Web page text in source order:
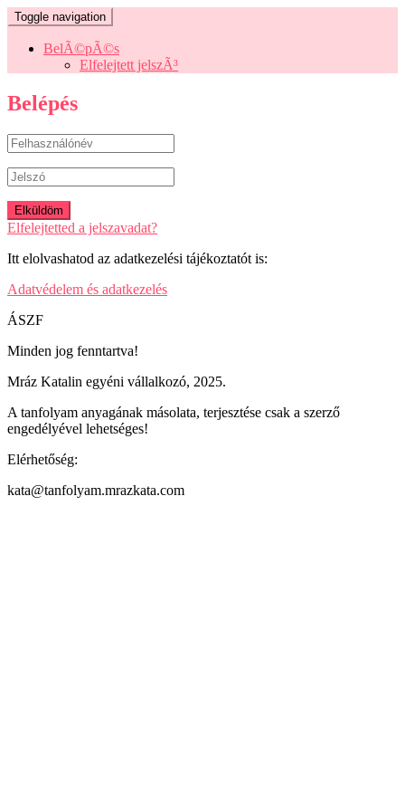
Toggle navigation
BelÃ©pÃ©s
Elfelejtett jelszÃ³
Belépés
Elfelejtetted a jelszavadat?
Itt elolvashatod az adatkezelési tájékoztatót is:
Adatvédelem és adatkezelés
ÁSZF
Minden jog fenntartva!
Mráz Katalin egyéni vállalkozó, 2025.
A tanfolyam anyagának másolata, terjesztése csak a szerző
engedélyével lehetséges!
Elérhetőség:
kata@tanfolyam.mrazkata.com